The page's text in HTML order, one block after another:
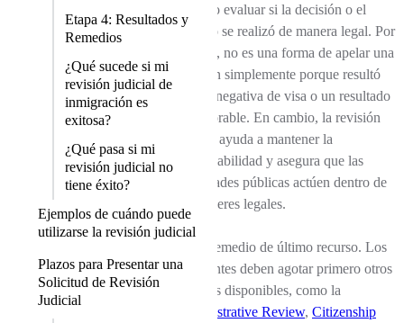
Etapa 4: Resultados y
Remedios
¿Qué sucede si mi
revisión judicial de
inmigración es
exitosa?
¿Qué pasa si mi
revisión judicial no
tiene éxito?
Ejemplos de cuándo puede
utilizarse la revisión judicial
Plazos para Presentar una
Solicitud de Revisión
Judicial
objetivo evaluar si la decisión o el
proceso se realizó de manera legal. Por
lo tanto, no es una forma de apelar una
decisión simplemente porque resultó
en una negativa de visa o un resultado
desfavorable. En cambio, la revisión
judicial ayuda a mantener la
responsabilidad y asegura que las
autoridades públicas actúen dentro de
sus poderes legales.
Es un remedio de último recurso. Los
solicitantes deben agotar primero otros
recursos disponibles, como la
Administrative Review, Citizenship